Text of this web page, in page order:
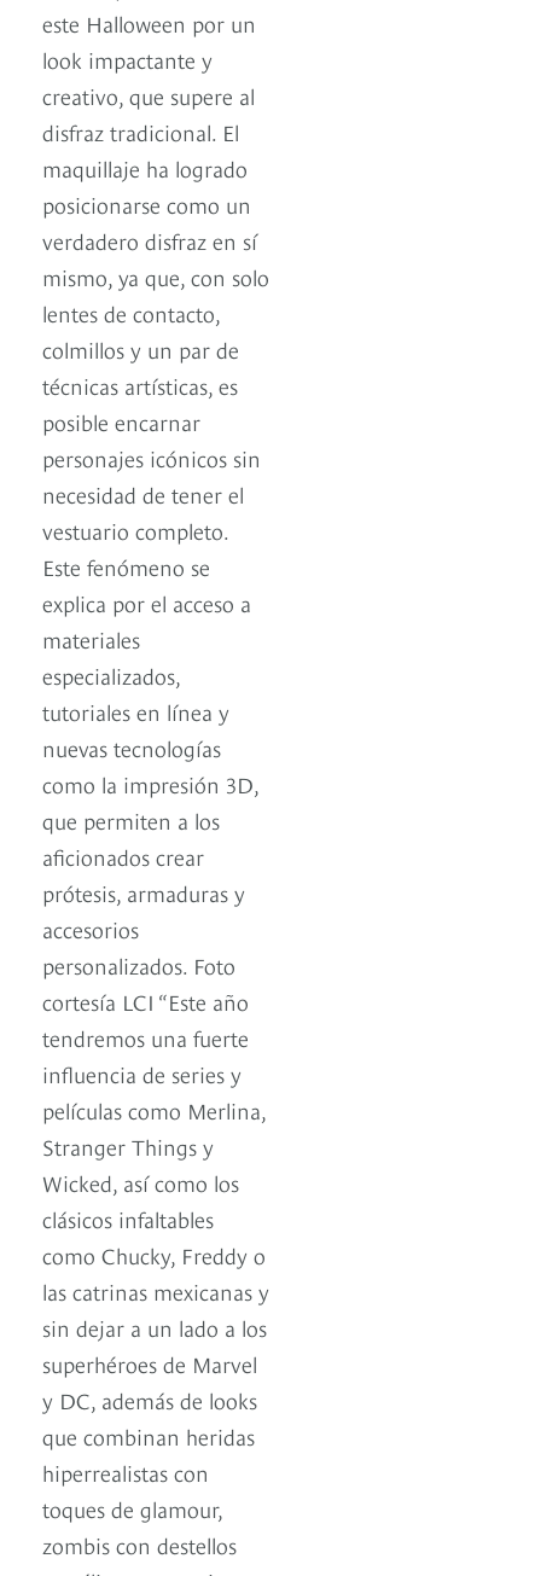
este Halloween por un
look impactante y
creativo, que supere al
disfraz tradicional. El
maquillaje ha logrado
posicionarse como un
verdadero disfraz en sí
mismo, ya que, con solo
lentes de contacto,
colmillos y un par de
técnicas artísticas, es
posible encarnar
personajes icónicos sin
necesidad de tener el
vestuario completo.
Este fenómeno se
explica por el acceso a
materiales
especializados,
tutoriales en línea y
nuevas tecnologías
como la impresión 3D,
que permiten a los
aficionados crear
prótesis, armaduras y
accesorios
personalizados. Foto
cortesía LCI “Este año
tendremos una fuerte
influencia de series y
películas como Merlina,
Stranger Things y
Wicked, así como los
clásicos infaltables
como Chucky, Freddy o
las catrinas mexicanas y
sin dejar a un lado a los
superhéroes de Marvel
y DC, además de looks
que combinan heridas
hiperrealistas con
toques de glamour,
zombis con destellos